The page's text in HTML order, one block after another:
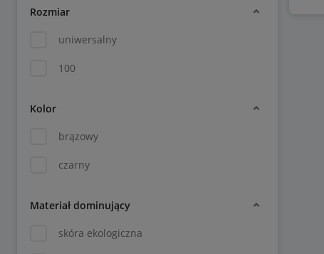
Rozmiar
uniwersalny
100
Kolor
brązowy
czarny
Materiał dominujący
skóra ekologiczna